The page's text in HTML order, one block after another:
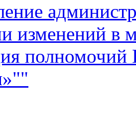
изменений в
полномочий